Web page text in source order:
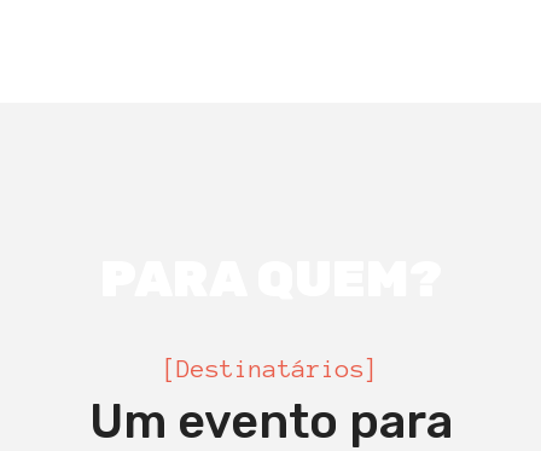
[Destinatários]
Um evento para